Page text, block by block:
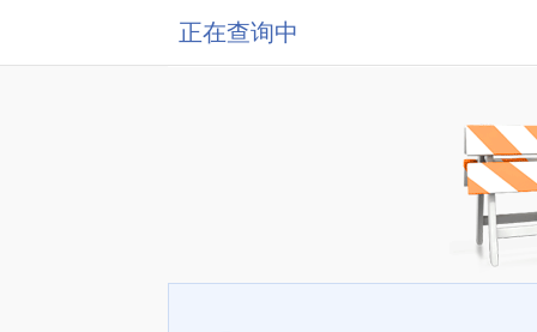
正在查询中